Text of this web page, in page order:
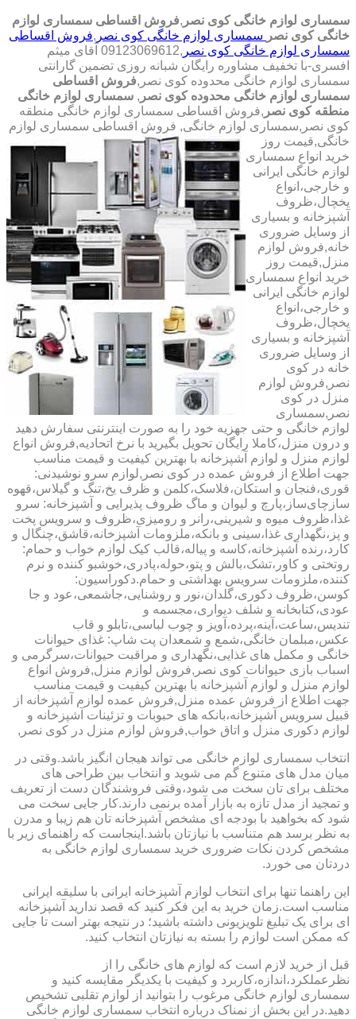
سمساری لوازم خانگی کوی نصر ,فروش اقساطی سمساری لوازم
خانگی کوی نصر سمساری لوازم خانگی کوی نصر ,فروش اقساطی
سمساری لوازم خانگی کوی نصر
,09123069612 آقای میثم
افسری-با تخفیف مشاوره رایگان شبانه روزی تضمین گارانتی
سمساری لوازم خانگی محدوده کوی نصر,فروش اقساطی
سمساری لوازم خانگی محدوده کوی نصر , سمساری لوازم خانگی
منطقه کوی نصر ,فروش اقساطی سمساری لوازم خانگی منطقه
کوی نصر,سمساری لوازم خانگی, فروش اقساطی سمساری لوازم
خانگی,قیمت روز
خرید انواع سمساری
لوازم خانگی ایرانی
و خارجی،انواع
یخچال،ظروف
آشپزخانه و بسیاری
از وسایل ضروری
خانه,فروش لوازم
منزل,قیمت روز
خرید انواع سمساری
لوازم خانگی ایرانی
و خارجی،انواع
یخچال،ظروف
آشپزخانه و بسیاری
از وسایل ضروری
خانه در کوی
نصر,فروش لوازم
منزل در کوی
نصر,سمساری
لوازم خانگی و حتی جهزیه خود را به صورت اینترنتی سفارش دهید
و درون منزل،کاملا رایگان تحویل بگیرید با نرخ اتحادیه,فروش انواع
لوازم منزل و لوازم آشپزخانه با بهترین کیفیت و قیمت مناسب
جهت اطلاع از فروش عمده در کوی نصر,لوازم سرو نوشیدنی:
قوری،فنجان و استکان،فلاسک،کلمن و ظرف یخ،تنگ و گیلاس،قهوه
سازچای‌ساز،پارچ و لیوان و ماگ ظروف پذیرایی و آشپزخانه: سرو
غذا،ظروف میوه و شیرینی،رانر و رومیزی،ظروف و سرویس پخت
و پز،نگهداری غذا،سینی و بانکه،ملزومات آشپزخانه،قاشق،چنگال و
کارد،رنده آشپزخانه،کاسه و پیاله،قالب کیک لوازم خواب و حمام:
روتختی و کاور،تشک،بالش و پتو،حوله،پادری،خوشبو کننده و نرم
کننده،ملزومات سرویس بهداشتی و حمام.دکوراسیون:
کوسن،ظروف دکوری،گلدان،نور و روشنایی،جاشمعی،عود و جا
عودی،کتابخانه و شلف دیواری،مجسمه و
تندیس،ساعت،آینه،پرده،آویز و چوب لباسی،تابلو و قاب
عکس،مبلمان خانگی،شمع و شمعدان پت شاپ: غذای حیوانات
خانگی و مکمل های غذایی،نگهداری و مراقبت حیوانات،سرگرمی و
اسباب بازی حیوانات کوی نصر,فروش لوازم منزل,فروش انواع
لوازم منزل و لوازم آشپزخانه با بهترین کیفیت و قیمت مناسب
جهت اطلاع از فروش عمده منزل,فروش عمده لوازم آشپزخانه از
قبیل سرویس آشپزخانه،بانکه های حبوبات و تزئینات آشپزخانه و
لوازم دکوری منزل و اتاق خواب,فروش لوازم منزل در کوی نصر,
انتخاب سمساری لوازم خانگی می تواند هیجان انگیز باشد.وقتی در
میان مدل های متنوع گم می شوید و انتخاب بین طراحی های
مختلف برای تان سخت می شود،وقتی فروشندگان دست از تعریف
و تمجید از مدل تازه به بازار آمده برنمی دارند.کار جایی سخت می
شود که بخواهید با بودجه ای مشخص آشپزخانه تان هم زیبا و مدرن
به نظر برسد هم متناسب با نیازتان باشد.اینجاست که راهنمای زیر با
مشخص کردن نکات ضروری خرید سمساری لوازم خانگی به
دردتان می خورد.
این راهنما تنها برای انتخاب لوازم آشپزخانه ایرانی با سلیقه ایرانی
مناسب است.زمان خرید به این فکر کنید که قصد ندارید آشپزخانه
ای برای یک تبلیغ تلویزیونی داشته باشید؛ در نتیجه بهتر است تا جایی
که ممکن است لوازم را بسته به نیازتان انتخاب کنید.
قبل از خرید لازم است که لوازم های خانگی را از
نظرعملکرد،اندازه،کاربرد و کیفیت با یکدیگر مقایسه کنید و
سمساری لوازم خانگی مرغوب را بتوانید از لوازم تقلبی تشخیص
دهید.در این بخش از نمناک درباره انتخاب سمساری لوازم خانگی